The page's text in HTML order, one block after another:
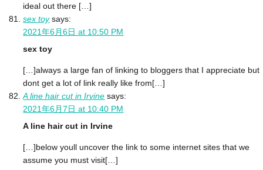
ideal out there […]
sex toy says:
2021年6月6日 at 10:50 PM
sex toy
[…]always a large fan of linking to bloggers that I appreciate but
dont get a lot of link really like from[…]
A line hair cut in Irvine says:
2021年6月7日 at 10:40 PM
A line hair cut in Irvine
[…]below youll uncover the link to some internet sites that we
assume you must visit[…]